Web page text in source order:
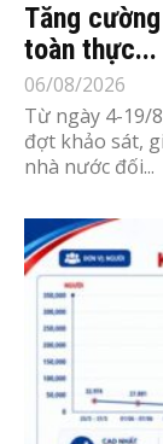
Tăng
toàn thực...
06/08/2026
Từ ngày 4-19/
đợt khảo sát,
nhà nước đối...